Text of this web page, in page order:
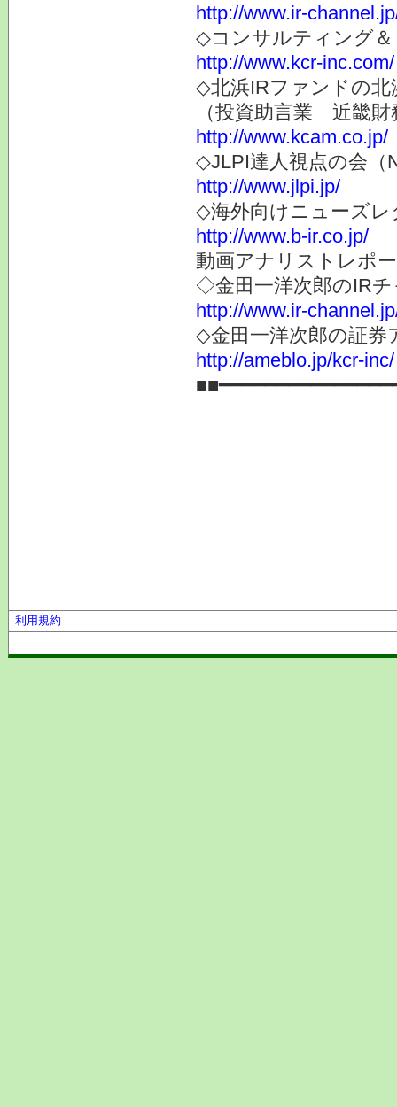
http://www.ir-
◇コンサルティング＆
http://www.kcr-inc.com/
◇北浜IRファンドの北
（投資助言業 近畿財
http://www.kcam.co.jp/
◇JLPI達人視点の会（
http://www.jlpi.jp/
◇海外向けニューズレ
http://www.b-ir.co.jp/
動画アナリストレポ
◇金田一洋次郎のIR
http://www.ir-
◇金田一洋次郎の証券
http://ameblo.jp/kcr-inc/
利用規約